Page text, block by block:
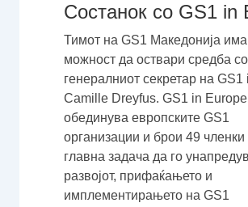
Состанок со GS1 in
Тимот на GS1 Македонија
можност да оствари средба со
генералниот секретар на
Camille Dreyfus. GS1 in Еurope
обединува европските GS1
организации и брои 49
главна задача да го
развојот, прифаќањето и
имплементирањето на GS1